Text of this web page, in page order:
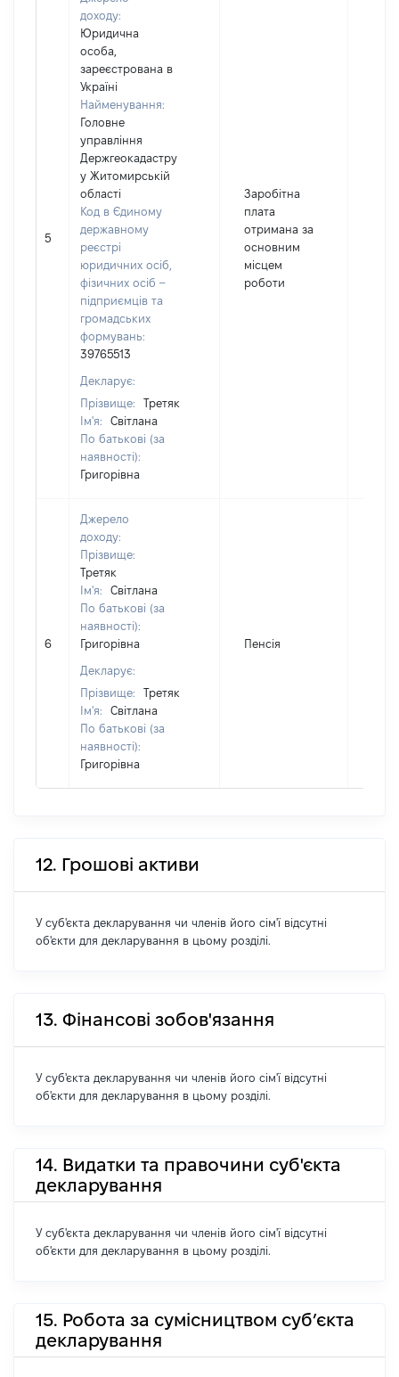
5
доходу:
Юридична
особа,
зареєстрована в
Україні
Найменування:
Головне
управління
Держгеокадастру
у Житомирській
області
Код в Єдиному
державному
реєстрі
юридичних осіб,
фізичних осіб –
підприємців та
громадських
формувань:
39765513
Декларує:
Прізвище:
Третяк
Ім'я:
Світлана
По батькові (за
наявності):
Григорівна
Заробітна
плата
отримана за
основним
місцем
роботи
6
Джерело
доходу:
Прізвище:
Третяк
Ім'я:
Світлана
По батькові (за
наявності):
Григорівна
Декларує:
Прізвище:
Третяк
Ім'я:
Світлана
По батькові (за
наявності):
Григорівна
Пенсія
12. Грошові активи
У суб'єкта декларування чи членів його сім'ї відсутні
об'єкти для декларування в цьому розділі.
13. Фінансові зобов'язання
У суб'єкта декларування чи членів його сім'ї відсутні
об'єкти для декларування в цьому розділі.
14. Видатки та правочини суб'єкта
декларування
У суб'єкта декларування чи членів його сім'ї відсутні
об'єкти для декларування в цьому розділі.
15. Робота за сумісництвом суб’єкта
декларування